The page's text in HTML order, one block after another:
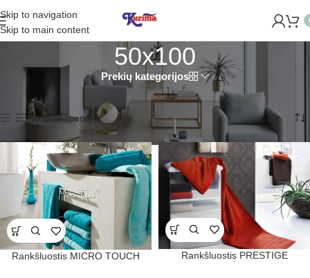
Skip to navigation
Skip to main content
NAUJĄ PARDUOTUVĘ ŽVĖRYNE (SĖLIŲ G. 29
50x100
Prekių kategorijos
Produkto Rankšluosčio Dydis / 50x100 Rodomi visi rezultatai: 2
Šoninis meniu
Rankšluostis MICRO TOUCH Rankšluostis PRESTIGE